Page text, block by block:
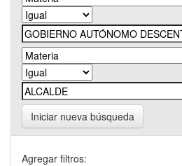
Iniciar nueva búsqueda
Agregar filtros: